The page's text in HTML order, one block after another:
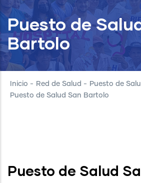
Puesto de
Bartolo
Inicio - Red de Salud - Puesto de
Puesto de Salud San Bartolo
Puesto de Salud